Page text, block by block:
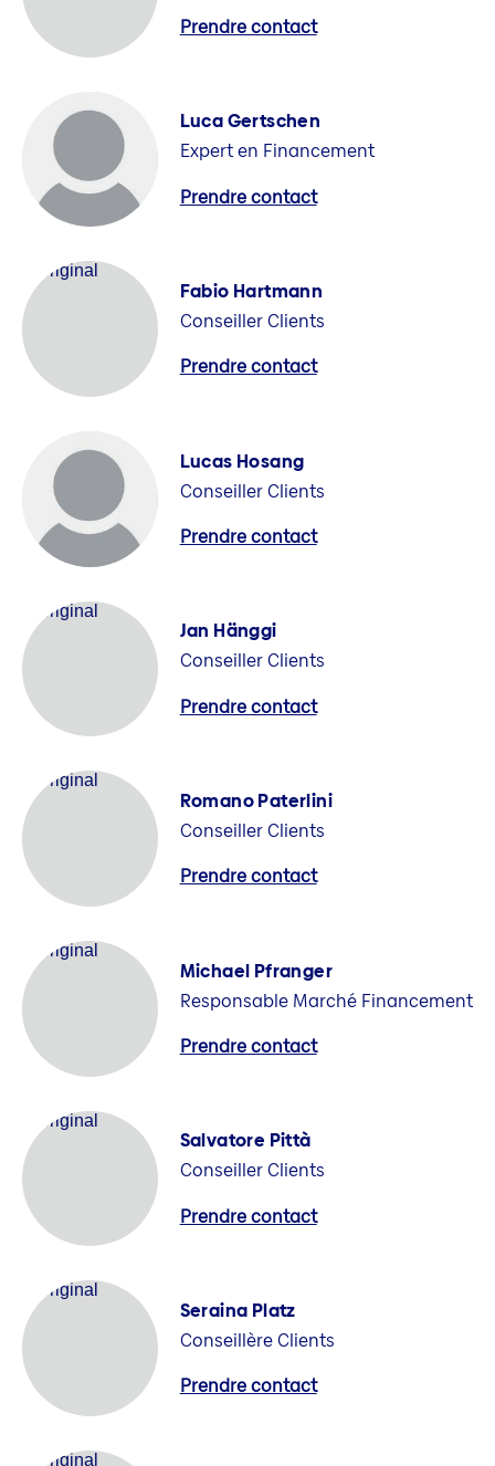
Prendre contact
Luca Gertschen
Expert en Financement
Prendre contact
Fabio Hartmann
Conseiller Clients
Prendre contact
Lucas Hosang
Conseiller Clients
Prendre contact
Jan Hänggi
Conseiller Clients
Prendre contact
Romano Paterlini
Conseiller Clients
Prendre contact
Michael Pfranger
Responsable Marché Financement
Prendre contact
Salvatore Pittà
Conseiller Clients
Prendre contact
Seraina Platz
Conseillère Clients
Prendre contact